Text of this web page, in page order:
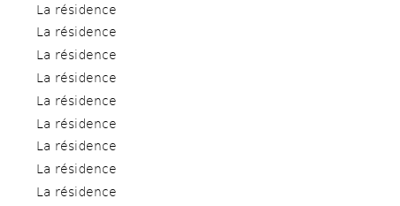
La résidence
La résidence
La résidence
La résidence
La résidence
La résidence
La résidence
La résidence
La résidence